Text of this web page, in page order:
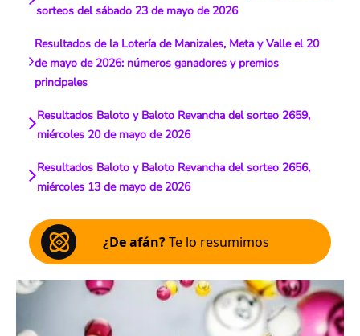
sorteos del sábado 23 de mayo de 2026
Resultados de la Lotería de Manizales, Meta y Valle el 20
de mayo de 2026: números ganadores y premios
principales
Resultados Baloto y Baloto Revancha del sorteo 2659,
miércoles 20 de mayo de 2026
Resultados Baloto y Baloto Revancha del sorteo 2656,
miércoles 13 de mayo de 2026
¿De afán?Te lo resumimos